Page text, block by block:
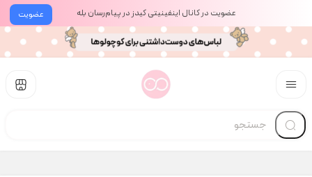
عضویت عضویت در کانال اینفینیتی کیدز در پیام‌رسان بله